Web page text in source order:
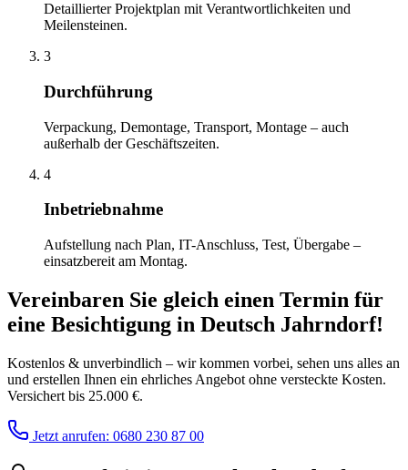
Detaillierter Projektplan mit Verantwortlichkeiten und
Meilensteinen.
3
Durchführung
Verpackung, Demontage, Transport, Montage – auch
außerhalb der Geschäftszeiten.
4
Inbetriebnahme
Aufstellung nach Plan, IT-Anschluss, Test, Übergabe –
einsatzbereit am Montag.
Vereinbaren Sie gleich einen Termin für
eine Besichtigung in Deutsch Jahrndorf!
Kostenlos & unverbindlich – wir kommen vorbei, sehen uns alles an
und erstellen Ihnen ein ehrliches Angebot ohne versteckte Kosten.
Versichert bis 25.000 €.
Jetzt anrufen: 0680 230 87 00